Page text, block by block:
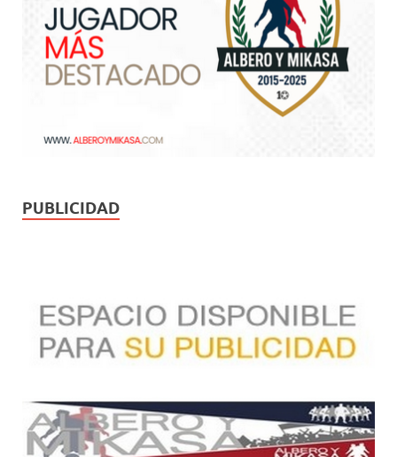
PUBLICIDAD